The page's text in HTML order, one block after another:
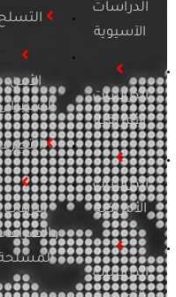
الدراسات
الآسيوية
الدراسات
الأفريقية
الدراسات
الأمريكية
الدراسات
التسلح
الأمن
السيبراني
التطرف
الإرهاب
والصراعات
المسلحة